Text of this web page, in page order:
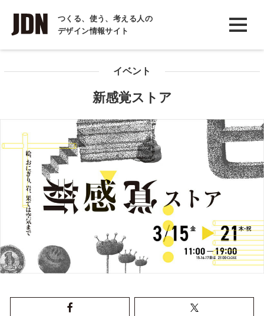
つくる、使う、考える人の
デザイン情報サイト
INTERVIEW
インタビュー
イベント
新感覚ストア